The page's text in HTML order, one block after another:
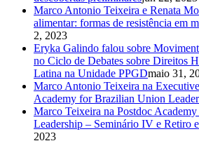
Marco Antonio Teixeira e Renata
alimentar: formas de resistência em
2, 2023
Eryka Galindo falou sobre
no Ciclo de Debates sobre Direitos
Latina na Unidade PPGDmaio 31,
Marco Antonio Teixeira na
Academy for Brazilian Union
Marco Teixeira na Postdoc
Leadership – Seminário IV e Retiro
2023